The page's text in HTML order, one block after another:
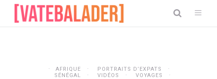
AFRIQUE
PORTRAITS D’EXPATS
SÉNÉGAL
VIDÉOS VOYAGES